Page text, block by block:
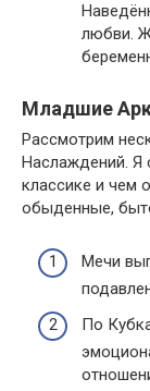
любви.
Младшие
Рассмотрим
Наслаждений. Я
классике и чем
обыденные,
Мечи
По